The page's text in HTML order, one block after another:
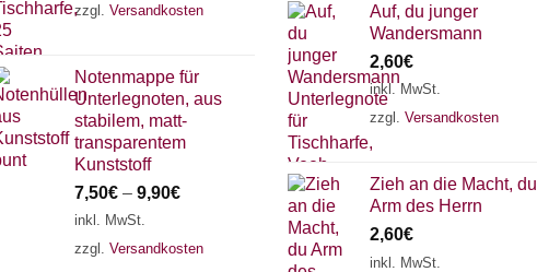
zzgl. Versandkosten
Notenmappe für
Unterlegnoten, aus
stabilem, matt-
transparentem
Kunststoff
7,50€ – 9,90€
inkl. MwSt.
zzgl. Versandkosten
Auf, du junger
Wandersmann
2,60€
inkl. MwSt.
zzgl. Versandkosten
Zieh an die Macht, du
Arm des Herrn
2,60€
inkl. MwSt.